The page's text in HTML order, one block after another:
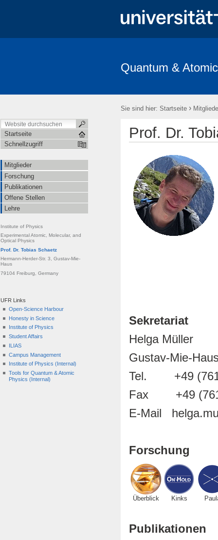
Quantum &
Sie sind hier: Startseite ›
Startseite
Schnellzugriff
Mitglieder
Forschung
Publikationen
Offene Stellen
Lehre
Institute of Physics
Experimental Atomic, Molecular, and
Optical Physics
Prof. Dr. Tobias Schaetz
Hermann-Herder-Str. 3, Gustav-Mie-
Haus
79104 Freiburg, Germany
UFR Links
Open-Science Harbour
Honesty in Science
Institute of Physics
Student Affairs
ILIAS
Campus Management
Institute of Physics (Internal)
Tools for Quantum & Atomic
Physics (Internal)
Prof. Dr.
Sekretariat
Helga Müller
Gustav-Mie-
Tel. +49 (761)
Fax +49
E-Mail
Forschung
Überblick Kinks
Publikationen